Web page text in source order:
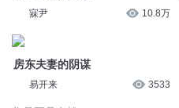
寐尹 10.8万
房东夫妻的阴谋
易开来 3533